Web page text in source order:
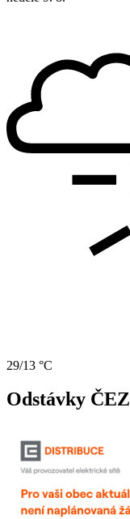
29/13 °C
Odstávky ČEZ